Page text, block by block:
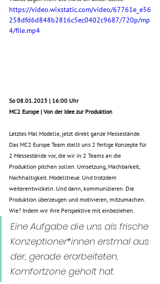
https://video.wixstatic.com/video/67761e_e56
258dfd6d848b2816c5ec0402c9687/720p/mp
4/file.mp4
So 08.01.2023 | 16:00 Uhr
MC2 Europe | Von der Idee zur Produktion
Letztes Mal Modelle, jetzt direkt ganze Messestände.
Das MC2 Europe Team stellt uns 2 fertige Konzepte für
2 Messestände vor, die wir in 2 Teams an die
Produktion pitchen sollen. Umsetzung, Machbarkeit,
Nachhaltigkeit. Modelltreue. Und trotzdem
weiterentwickeln. Und dann, kommunizieren. Die
Produktion überzeugen und motivieren, mitzumachen.
Wie? Indem wir ihre Perspektive mit einbeziehen.
Eine Aufgabe die uns als frische
Konzeptioner*innen erstmal aus
der, gerade erarbeiteten,
Komfortzone geholt hat.